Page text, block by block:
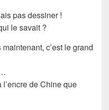
pas dessiner !
le savait ?
c’est le grand
encre de Chineque